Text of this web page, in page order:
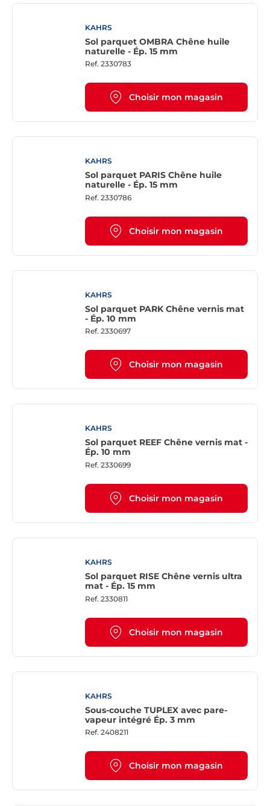
KAHRS
Sol parquet OMBRA Chêne huile
naturelle - Ép. 15 mm
Ref. 2330783
Choisir mon magasin
KAHRS
Sol parquet PARIS Chêne huile
naturelle - Ép. 15 mm
Ref. 2330786
Choisir mon magasin
KAHRS
Sol parquet PARK Chêne vernis mat
- Ép. 10 mm
Ref. 2330697
Choisir mon magasin
KAHRS
Sol parquet REEF Chêne vernis mat -
Ép. 10 mm
Ref. 2330699
Choisir mon magasin
KAHRS
Sol parquet RISE Chêne vernis ultra
mat - Ép. 15 mm
Ref. 2330811
Choisir mon magasin
KAHRS
Sous-couche TUPLEX avec pare-
vapeur intégré Ép. 3 mm
Ref. 2408211
Choisir mon magasin